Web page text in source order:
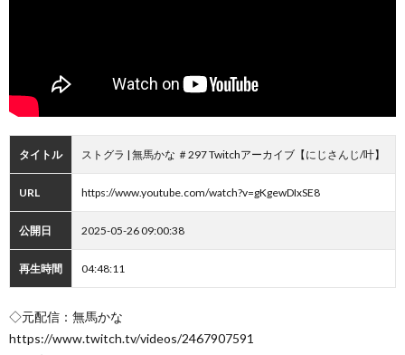
タイトル ストグラ | 無馬かな ＃297 Twitchアーカイブ【にじさんじ/叶】
URL https://www.youtube.com/watch?v=gKgewDIxSE8
公開日 2025-05-26 09:00:38
再生時間 04:48:11
◇元配信：無馬かな
https://www.twitch.tv/videos/2467907591